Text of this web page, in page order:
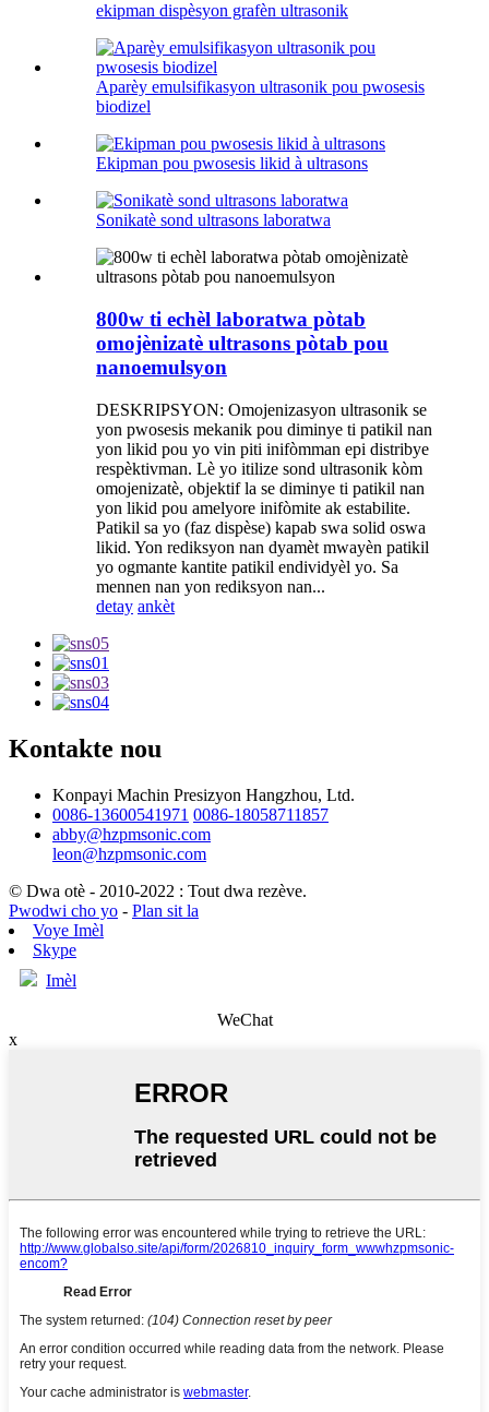
ekipman dispèsyon grafèn ultrasonik
Aparèy emulsifikasyon ultrasonik pou pwosesis
biodizel
Ekipman pou pwosesis likid à ultrasons
Sonikatè sond ultrasons laboratwa
800w ti echèl laboratwa pòtab
omojènizatè ultrasons pòtab pou
nanoemulsyon
DESKRIPSYON: Omojenizasyon ultrasonik se
yon pwosesis mekanik pou diminye ti patikil nan
yon likid pou yo vin piti inifòmman epi distribye
respèktivman. Lè yo itilize sond ultrasonik kòm
omojenizatè, objektif la se diminye ti patikil nan
yon likid pou amelyore inifòmite ak estabilite.
Patikil sa yo (faz dispèse) kapab swa solid oswa
likid. Yon rediksyon nan dyamèt mwayèn patikil
yo ogmante kantite patikil endividyèl yo. Sa
mennen nan yon rediksyon nan...
detay ankèt
Kontakte nou
Konpayi Machin Presizyon Hangzhou, Ltd.
0086-13600541971 0086-18058711857
abby@hzpmsonic.com
leon@hzpmsonic.com
© Dwa otè - 2010-2022 : Tout dwa rezève.
Pwodwi cho yo - Plan sit la
Voye Imèl
Skype
Imèl
WeChat
x